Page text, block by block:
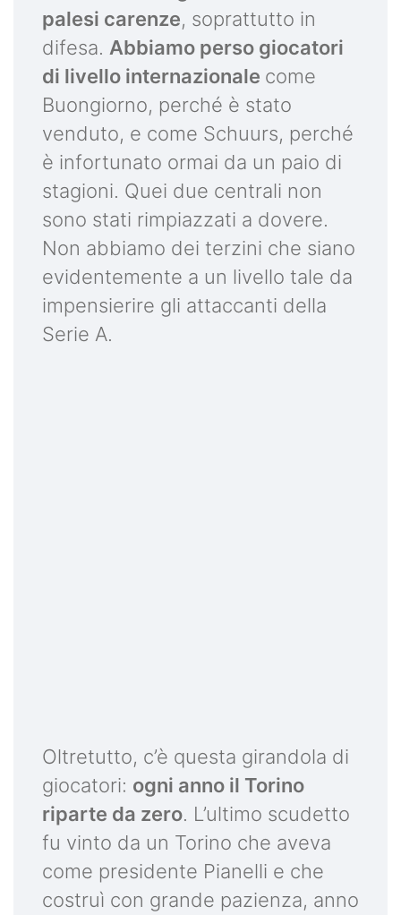
palesi carenze, soprattutto in
difesa. Abbiamo perso giocatori
di livello internazionale come
Buongiorno, perché è stato
venduto, e come Schuurs, perché
è infortunato ormai da un paio di
stagioni. Quei due centrali non
sono stati rimpiazzati a dovere.
Non abbiamo dei terzini che siano
evidentemente a un livello tale da
impensierire gli attaccanti della
Serie A.
Oltretutto, c’è questa girandola di
giocatori: ogni anno il Torino
riparte da zero. L’ultimo scudetto
fu vinto da un Torino che aveva
come presidente Pianelli e che
costruì con grande pazienza, anno